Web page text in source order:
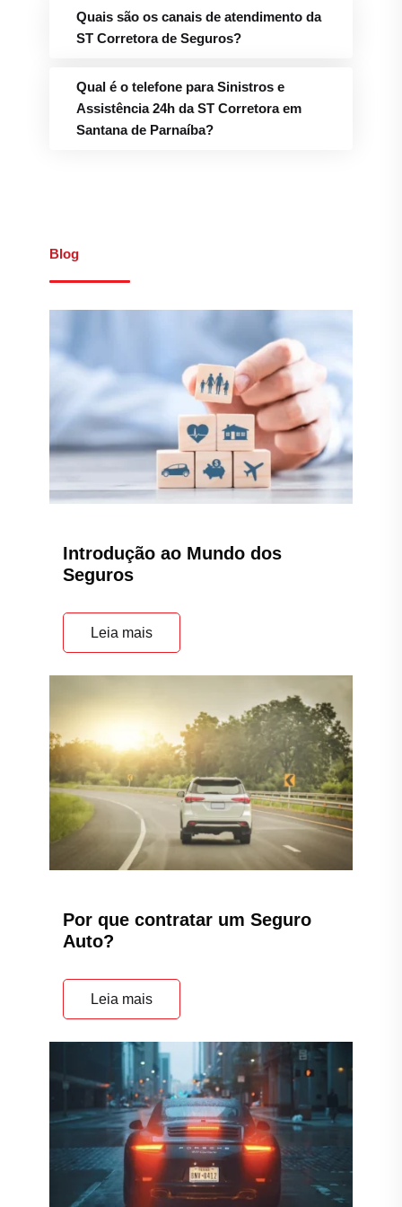
Quais são os canais de atendimento da
ST Corretora de Seguros?
Qual é o telefone para Sinistros e
Assistência 24h da ST Corretora em
Santana de Parnaíba?
Blog
Introdução ao Mundo dos
Seguros
Leia mais
Por que contratar um Seguro
Auto?
Leia mais